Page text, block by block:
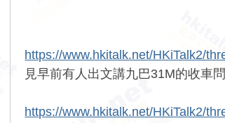
https://www.hkitalk.net/HKiTalk2/
見早前有人出文講九巴31M的收車
https://www.hkitalk.net/HKiTalk2/